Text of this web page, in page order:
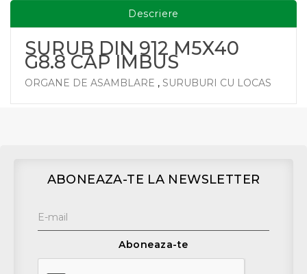
Descriere
SURUB DIN 912 M5X40
G8.8 CAP IMBUS
ORGANE DE ASAMBLARE , SURUBURI CU LOCAS
ABONEAZA-TE LA NEWSLETTER
Aboneaza-te